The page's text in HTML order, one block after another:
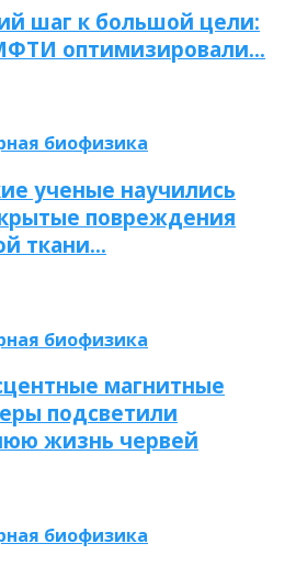
шаг к большой цели:
оптимизировали…
биофизика
ученые научились
повреждения
ткани…
биофизика
магнитные
подсветили
жизнь червей
биофизика